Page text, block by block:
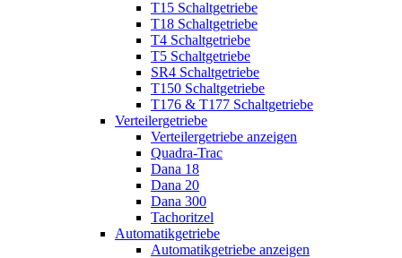
T15 Schaltgetriebe
T18 Schaltgetriebe
T4 Schaltgetriebe
T5 Schaltgetriebe
SR4 Schaltgetriebe
T150 Schaltgetriebe
T176 & T177 Schaltgetriebe
Verteilergetriebe
Verteilergetriebe anzeigen
Quadra-Trac
Dana 18
Dana 20
Dana 300
Tachoritzel
Automatikgetriebe
Automatikgetriebe anzeigen